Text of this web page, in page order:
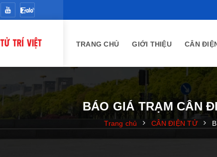
TRANG CHỦ GIỚI THIỆU CÂN
BÁO GIÁ TRẠM CÂN
Trang chủ CÂN ĐIỆN TỬ